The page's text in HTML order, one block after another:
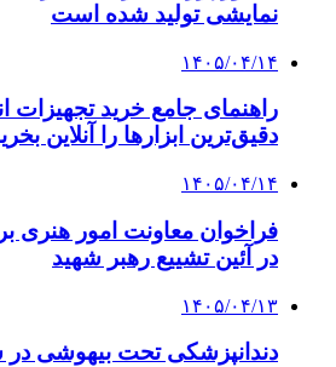
نمایشی تولید شده است
۱۴۰۵/۰۴/۱۴
راهنمای جامع خرید تجهیزات
دقیق‌ترین ابزارها را آنلاین
۱۴۰۵/۰۴/۱۴
فراخوان معاونت امور هنری
در آئین تشییع رهبر شهید
۱۴۰۵/۰۴/۱۳
دندانپزشکی تحت بیهوشی